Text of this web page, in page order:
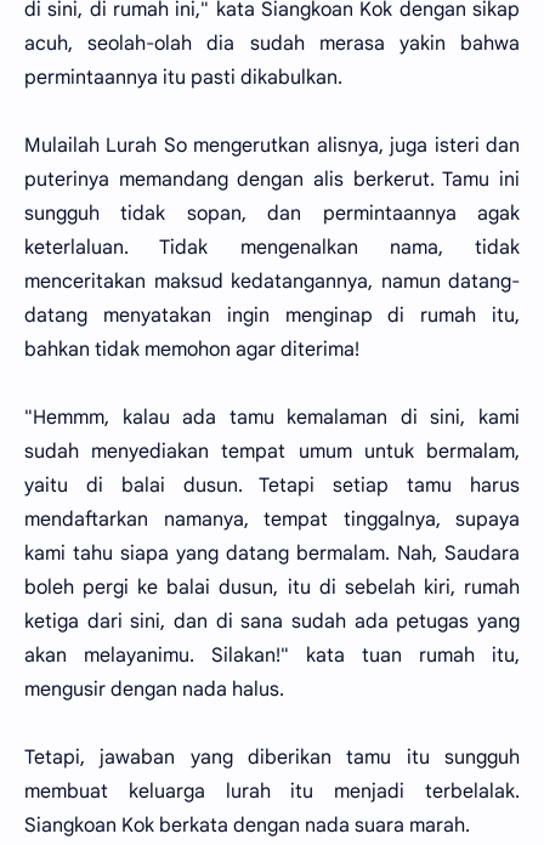
di sini, di rumah ini," kata Siangkoan Kok dengan sikap
acuh, seolah-olah dia sudah merasa yakin bahwa
permintaannya itu pasti dikabulkan.
Mulailah Lurah So mengerutkan alisnya, juga isteri dan
puterinya memandang dengan alis berkerut. Tamu ini
sungguh tidak sopan, dan permintaannya agak
keterlaluan. Tidak mengenalkan nama, tidak
menceritakan maksud kedatangannya, namun datang-
datang menyatakan ingin menginap di rumah itu,
bahkan tidak memohon agar diterima!
"Hemmm, kalau ada tamu kemalaman di sini, kami
sudah menyediakan tempat umum untuk bermalam,
yaitu di balai dusun. Tetapi setiap tamu harus
mendaftarkan namanya, tempat tinggalnya, supaya
kami tahu siapa yang datang bermalam. Nah, Saudara
boleh pergi ke balai dusun, itu di sebelah kiri, rumah
ketiga dari sini, dan di sana sudah ada petugas yang
akan melayanimu. Silakan!" kata tuan rumah itu,
mengusir dengan nada halus.
Tetapi, jawaban yang diberikan tamu itu sungguh
membuat keluarga lurah itu menjadi terbelalak.
Siangkoan Kok berkata dengan nada suara marah.